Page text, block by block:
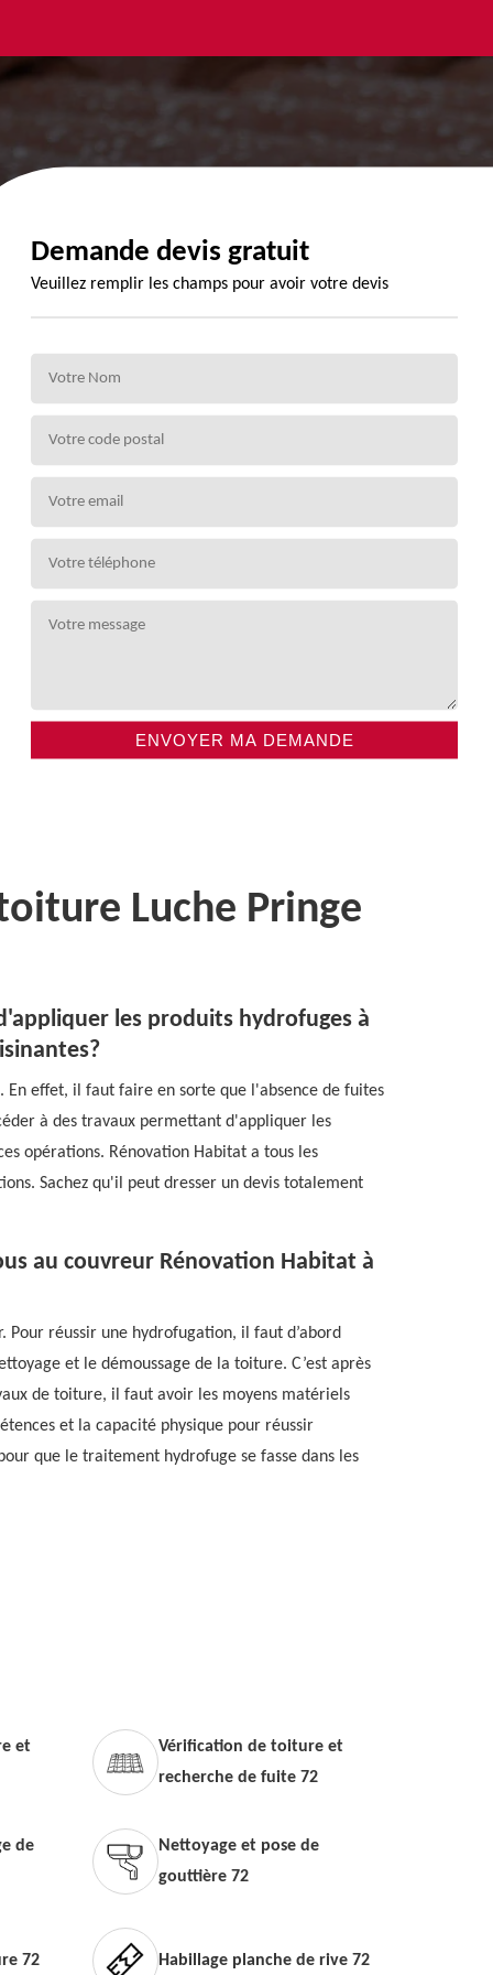
Demande devis gratuit
Veuillez remplir les champs pour avoir votre devis
Luche Pringe
les produits hydrofuges à
effet, il faut faire en sorte que l'absence de fuites
à des travaux permettant d'appliquer les
opérations. Rénovation Habitat a tous les
Sachez qu'il peut dresser un devis totalement
au couvreur Rénovation Habitat à
réussir une hydrofugation, il faut d’abord
et le démoussage de la toiture. C’est après
de toiture, il faut avoir les moyens matériels
et la capacité physique pour réussir
que le traitement hydrofuge se fasse dans les
et
Vérification de toiture et
recherche de fuite 72
de
Nettoyage et pose de
gouttière 72
72 Habillage planche de rive 72